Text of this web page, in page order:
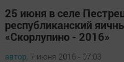
25 июня в селе
республиканский
«Скорлупино - 2016»
автор, 7 июня 2016 - 07:03